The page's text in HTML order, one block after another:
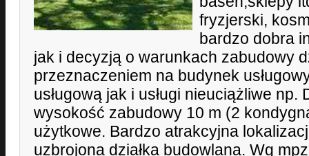
fryzjerski,
bardzo dobra
jak i decyzją o warunkach zabudowy
przeznaczeniem na budynek
usługową jak i usługi nieuciążliwe np.
wysokość zabudowy 10 m (2
użytkowe. Bardzo atrakcyjna
uzbrojona działka budowlana. Wg